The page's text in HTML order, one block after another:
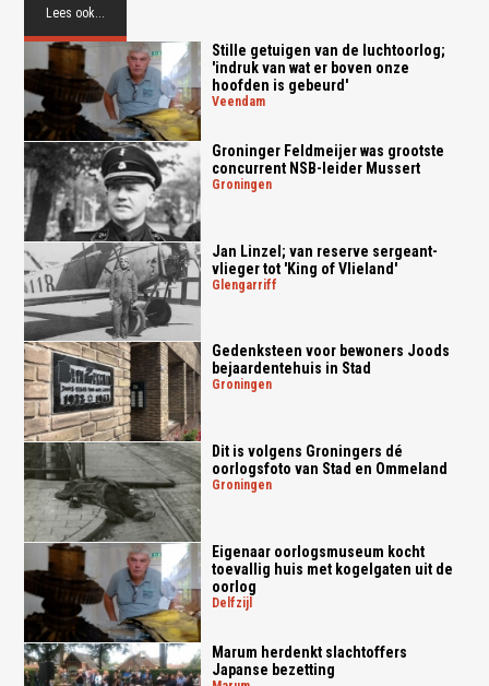
Lees ook...
Stille getuigen van de luchtoorlog;
'indruk van wat er boven onze
hoofden is gebeurd'
veendam
Groninger Feldmeijer was grootste
concurrent NSB-leider Mussert
groningen
Jan Linzel; van reserve sergeant-
vlieger tot 'King of Vlieland'
glengarriff
Gedenksteen voor bewoners Joods
bejaardentehuis in Stad
groningen
Dit is volgens Groningers dé
oorlogsfoto van Stad en Ommeland
groningen
Eigenaar oorlogsmuseum kocht
toevallig huis met kogelgaten uit de
oorlog
delfzijl
Marum herdenkt slachtoffers
Japanse bezetting